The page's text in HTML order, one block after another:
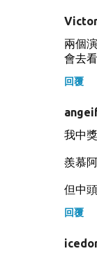
兩個
會去
回覆
我中
羨慕
但中
回覆